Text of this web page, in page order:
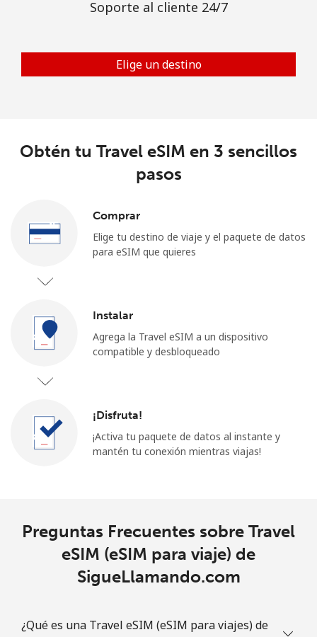
o
Soporte al cliente 24/7
Elige un destino
Obtén tu Travel eSIM en 3 sencillos
pasos
Comprar
Elige tu destino de viaje y el paquete de datos
para eSIM que quieres
Instalar
Agrega la Travel eSIM a un dispositivo
compatible y desbloqueado
¡Disfruta!
¡Activa tu paquete de datos al instante y
mantén tu conexión mientras viajas!
Preguntas Frecuentes sobre Travel
eSIM (eSIM para viaje) de
SigueLlamando.com
¿Qué es una Travel eSIM (eSIM para viajes) de